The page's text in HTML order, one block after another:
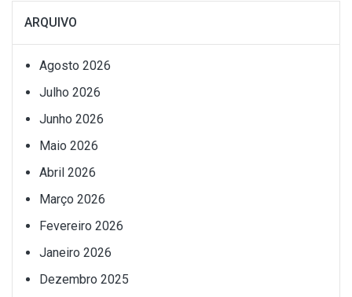
ARQUIVO
Agosto 2026
Julho 2026
Junho 2026
Maio 2026
Abril 2026
Março 2026
Fevereiro 2026
Janeiro 2026
Dezembro 2025